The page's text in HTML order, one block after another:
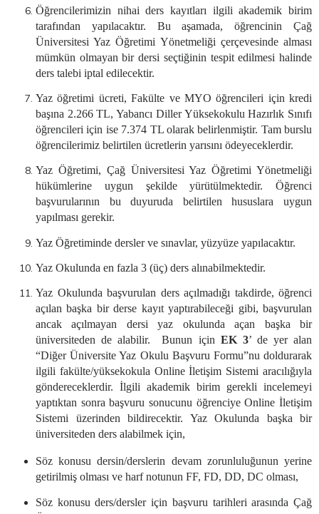
Öğrencilerimizin nihai ders kayıtları ilgili akademik birim
tarafından yapılacaktır. Bu aşamada, öğrencinin Çağ
Üniversitesi Yaz Öğretimi Yönetmeliği çerçevesinde alması
mümkün olmayan bir dersi seçtiğinin tespit edilmesi halinde
ders talebi iptal edilecektir.
Yaz öğretimi ücreti, Fakülte ve MYO öğrencileri için kredi
başına 2.266 TL, Yabancı Diller Yüksekokulu Hazırlık Sınıfı
öğrencileri için ise 7.374 TL olarak belirlenmiştir. Tam burslu
öğrencilerimiz belirtilen ücretlerin yarısını ödeyeceklerdir.
Yaz Öğretimi, Çağ Üniversitesi Yaz Öğretimi Yönetmeliği
hükümlerine uygun şekilde yürütülmektedir. Öğrenci
başvurularının bu duyuruda belirtilen hususlara uygun
yapılması gerekir.
Yaz Öğretiminde dersler ve sınavlar, yüzyüze yapılacaktır.
Yaz Okulunda en fazla 3 (üç) ders alınabilmektedir.
Yaz Okulunda başvurulan ders açılmadığı takdirde, öğrenci
açılan başka bir derse kayıt yaptırabileceği gibi, başvurulan
ancak açılmayan dersi yaz okulunda açan başka bir
üniversiteden de alabilir. Bunun için EK 3’ de yer alan
“Diğer Üniversite Yaz Okulu Başvuru Formu”nu doldurarak
ilgili fakülte/yüksekokula Online İletişim Sistemi aracılığıyla
göndereceklerdir. İlgili akademik birim gerekli incelemeyi
yaptıktan sonra başvuru sonucunu öğrenciye Online İletişim
Sistemi üzerinden bildirecektir. Yaz Okulunda başka bir
üniversiteden ders alabilmek için,
Söz konusu dersin/derslerin devam zorunluluğunun yerine
getirilmiş olması ve harf notunun FF, FD, DD, DC olması,
Söz konusu ders/dersler için başvuru tarihleri arasında Çağ